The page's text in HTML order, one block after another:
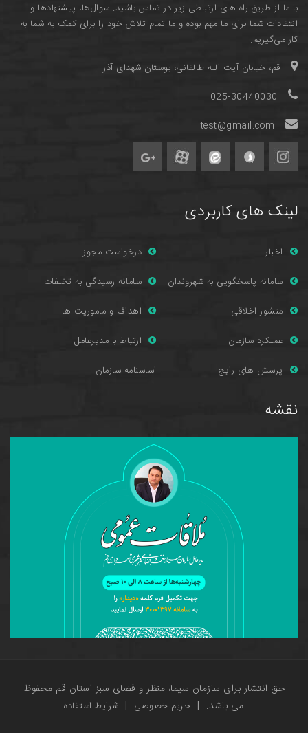
با ما از طریق راه های ارتباطی زیر در تماس باشید. سوال‌ها، پیشنهادها و
انتقادات شما برای ما مهم بوده و ما تمام تلاش خود را برای کمک به شما به
کار می‌گیریم.
قم، خیابان آیت الله طالقانی، بوستان شهدای آذر
025-30440030
test@gmail.com
لینک های کاربردی
اخبار
درخواست مجوز
سامانه پاسخگویی به شهروندان
سامانه رسیدگی به تخلفات
منشور اخلاقی
اهداف و ماموریت ها
عملکرد سازمان
ارتباط با مدیرعامل
پرسش های رایج اساسنامه سازمان
نقشه
حق انتشار برای سازمان سیما، منظر و فضای سبز استان قم محفوظ
می باشد. | حریم خصوصی | شرایط استفاده